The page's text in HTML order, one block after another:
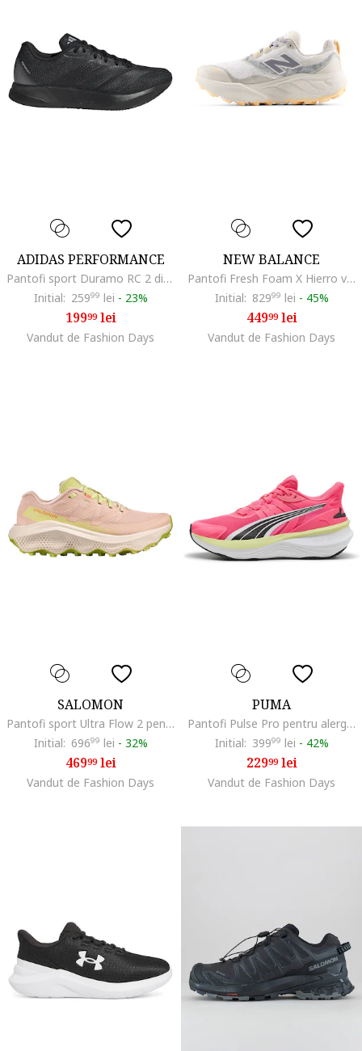
ADIDAS PERFORMANCE
Pantofi sport Duramo RC 2 din plasa cu garnituri din material sintetic, pentru alergare, Negru
Initial: 25999 lei - 23%
19999lei
Vandut de Fashion Days
NEW BALANCE
Pantofi Fresh Foam X Hierro v9 pentru alergare, Gri/Alb murdar
Initial: 82999 lei - 45%
44999lei
Vandut de Fashion Days
SALOMON
Pantofi sport Ultra Flow 2 pentru alergare, Roz somon/Verde fistic
Initial: 69699 lei - 32%
46999lei
Vandut de Fashion Days
PUMA
Pantofi Pulse Pro pentru alergare, Alb/Negru/Fucsia
Initial: 39999 lei - 42%
22999lei
Vandut de Fashion Days